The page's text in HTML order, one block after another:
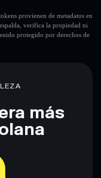
provienen de metadatos en
verifica la propiedad ni
protegido por derechos de
más